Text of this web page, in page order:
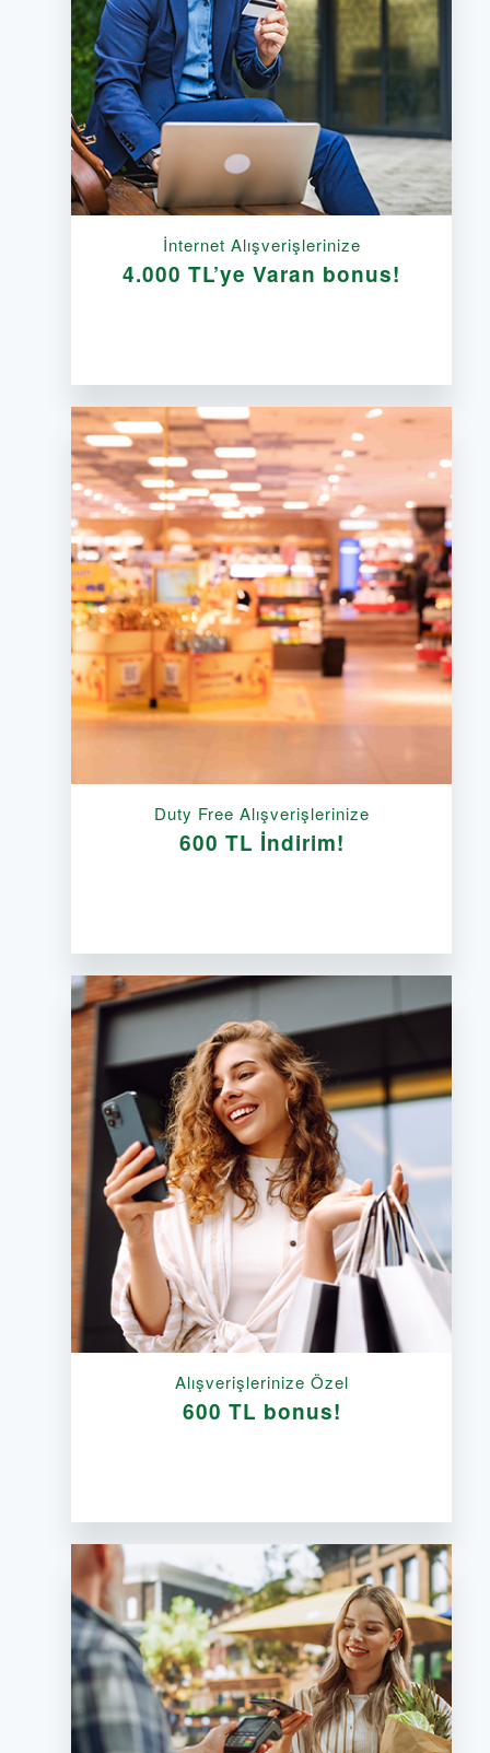
İnternet Alışverişlerinize
4.000 TL’ye Varan bonus!
Duty Free Alışverişlerinize
600 TL İndirim!
Alışverişlerinize Özel
600 TL bonus!